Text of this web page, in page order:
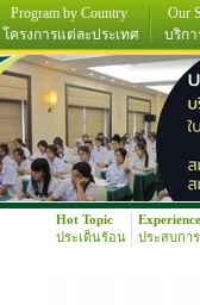
Program by Country
โครงการแต่ละประเทศ
Our
บริกา
Hot Topic
ประเด็นร้อน
Experience
ประสบกา